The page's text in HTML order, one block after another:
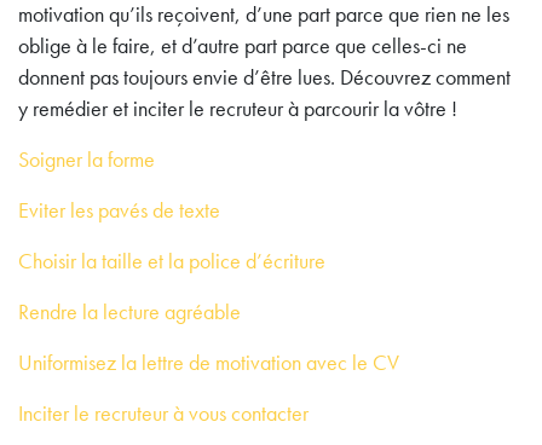
motivation qu’ils reçoivent, d’une part parce que rien ne les
oblige à le faire, et d’autre part parce que celles-ci ne
donnent pas toujours envie d’être lues. Découvrez comment
y remédier et inciter le recruteur à parcourir la vôtre !
Soigner la forme
Eviter les pavés de texte
Choisir la taille et la police d’écriture
Rendre la lecture agréable
Uniformisez la lettre de motivation avec le CV
Inciter le recruteur à vous contacter